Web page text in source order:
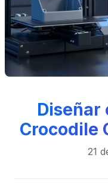
Diseñar
Crocodile
21